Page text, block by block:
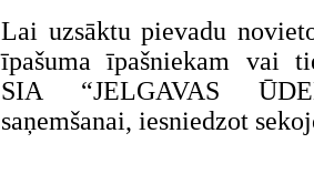
Lai uzsāktu pievadu
īpašuma īpašniekam vai
SIA “JELGAVAS
saņemšanai, iesniedzot